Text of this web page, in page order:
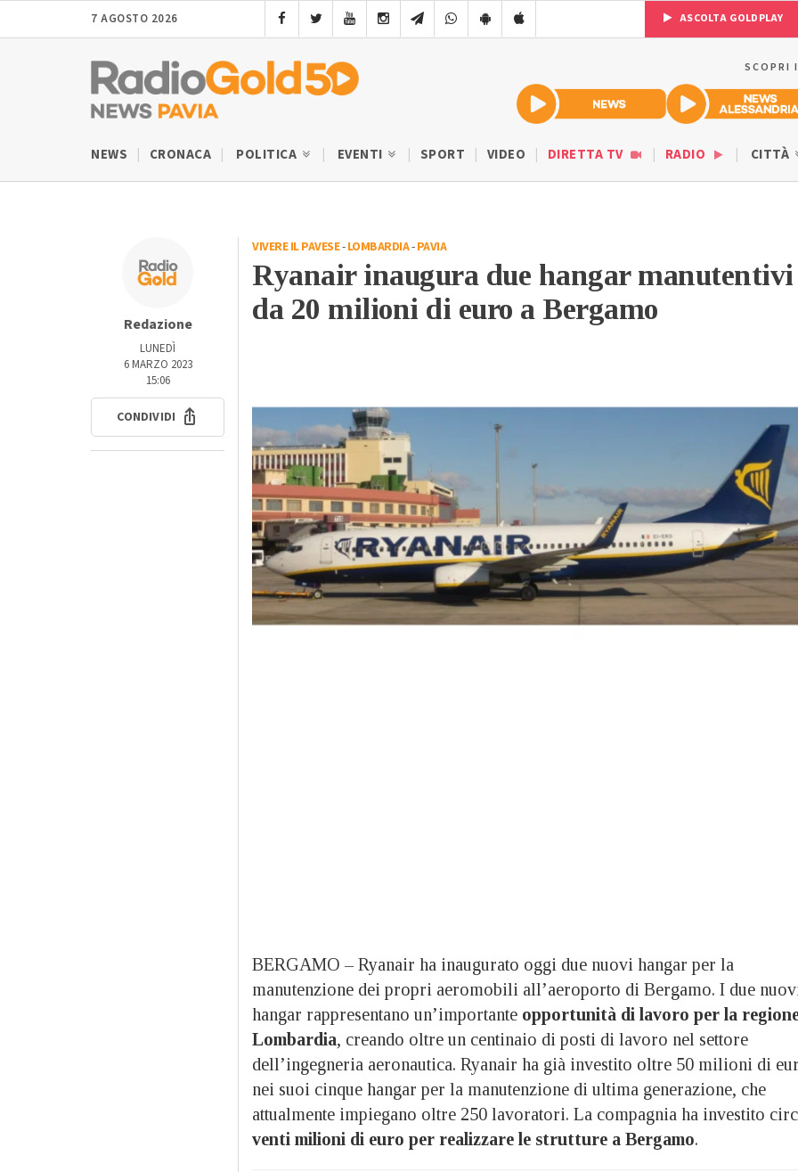
7 AGOSTO 2026 ASCOLTA GOLDPLAY
SCOPRI
NEWS CRONACA POLITICA EVENTI SPORT VIDEO DIRETTA TV RADIO CITTÀ
Redazione
LUNEDÌ
6 MARZO 2023
15:06
CONDIVIDI
VIVERE IL PAVESE-LOMBARDIA-PAVIA
Ryanair inaugura due hangar manutentivi
da 20 milioni di euro a Bergamo
BERGAMO – Ryanair ha inaugurato oggi due nuovi hangar per la
manutenzione dei propri aeromobili all’aeroporto di Bergamo. I due
hangar rappresentano un’importante opportunità di lavoro per la
Lombardia, creando oltre un centinaio di posti di lavoro nel settore
dell’ingegneria aeronautica. Ryanair ha già investito oltre 50 milioni di
nei suoi cinque hangar per la manutenzione di ultima generazione, che
attualmente impiegano oltre 250 lavoratori. La compagnia ha investito
venti milioni di euro per realizzare le strutture a Bergamo.